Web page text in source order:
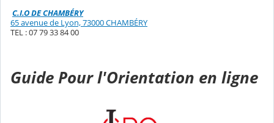
C.I.O DE CHAMBÉRY
65 avenue de Lyon, 73000 CHAMBÉRY
TEL : 07 79 33 84 00
Guide Pour l'Orientation en ligne